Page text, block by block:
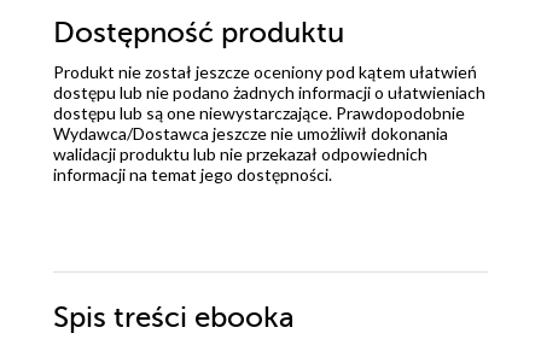
Dostępność produktu
Produkt nie został jeszcze oceniony pod kątem ułatwień
dostępu lub nie podano żadnych informacji o ułatwieniach
dostępu lub są one niewystarczające. Prawdopodobnie
Wydawca/Dostawca jeszcze nie umożliwił dokonania
walidacji produktu lub nie przekazał odpowiednich
informacji na temat jego dostępności.
Spis treści ebooka